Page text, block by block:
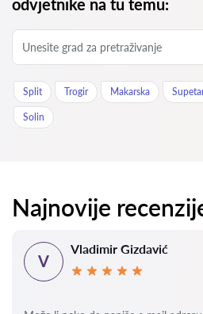
odvjetnike na tu temu:
Split Trogir Makarska
Solin
Najnovije
V
Vladimir Gizdavić